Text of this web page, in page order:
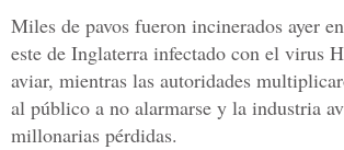
Miles de pavos fueron incinerados ayer
este de Inglaterra infectado con el virus
aviar, mientras las autoridades
al público a no alarmarse y la industria
millonarias pérdidas.